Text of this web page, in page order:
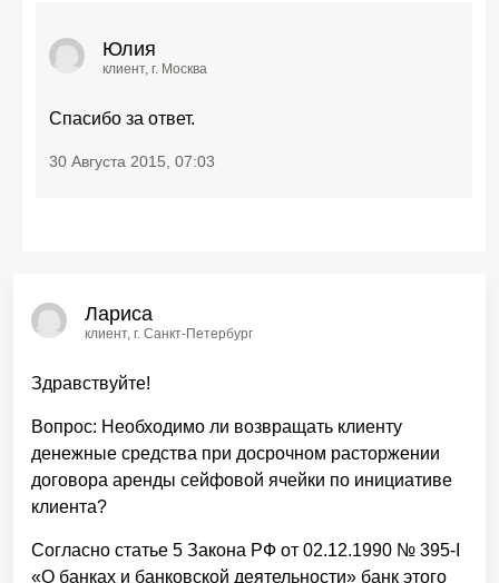
Юлия
клиент, г. Москва
Спасибо за ответ.
30 Августа 2015, 07:03
Лариса
клиент, г. Санкт-Петербург
Здравствуйте!
Вопрос: Необходимо ли возвращать клиенту
денежные средства при досрочном расторжении
договора аренды сейфовой ячейки по инициативе
клиента?
Согласно статье 5 Закона РФ от 02.12.1990 № 395-I
«О банках и банковской деятельности» банк этого